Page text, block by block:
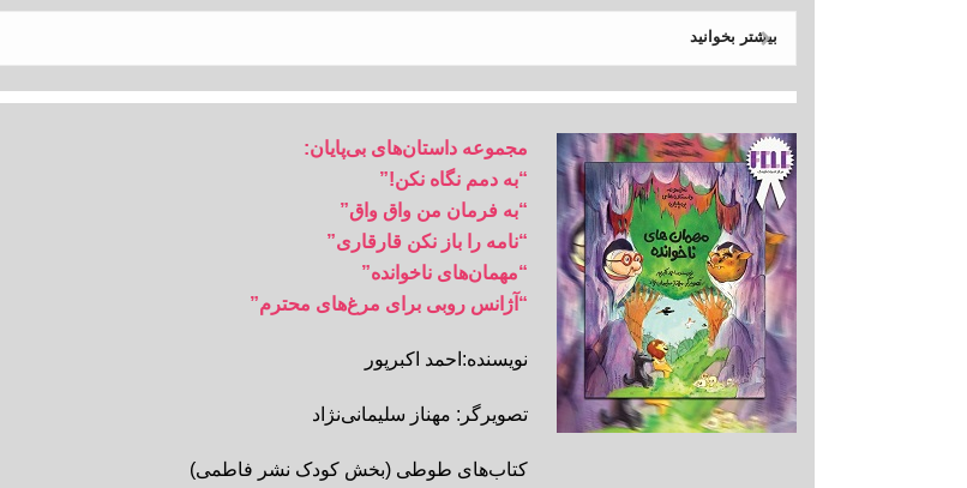
بیشتر بخوانید
مجموعه داستان‌های بی‌پایان:
“به دمم نگاه نکن!”
“به فرمان من واق واق”
“نامه را باز نکن قارقاری”
“مهمان‌های ناخوانده”
“آژانس روبی برای مرغ‌های محترم”
نویسنده:احمد اکبرپور
تصویرگر: مهناز سلیمانی‌نژاد
کتاب‌های طوطی (بخش کودک نشر فاطمی)